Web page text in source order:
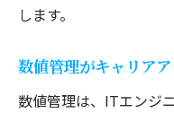
します。
数値管理がキャリア
数値管理は、ITエンジ